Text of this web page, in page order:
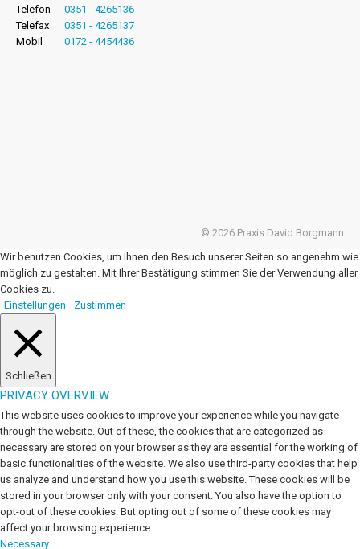
Telefon
0351 - 4265136
Telefax
0351 - 4265137
Mobil
0172 - 4454436
© 2026 Praxis David Borgmann
Wir benutzen Cookies, um Ihnen den Besuch unserer Seiten so angenehm wie
möglich zu gestalten. Mit Ihrer Bestätigung stimmen Sie der Verwendung aller
Cookies zu.
Einstellungen
Zustimmen
Schließen
PRIVACY OVERVIEW
This website uses cookies to improve your experience while you navigate
through the website. Out of these, the cookies that are categorized as
necessary are stored on your browser as they are essential for the working of
basic functionalities of the website. We also use third-party cookies that help
us analyze and understand how you use this website. These cookies will be
stored in your browser only with your consent. You also have the option to
opt-out of these cookies. But opting out of some of these cookies may
affect your browsing experience.
Necessary